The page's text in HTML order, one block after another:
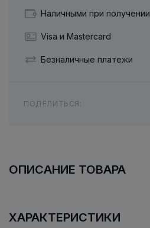
Наличными при получении
Visa и Mastercard
Безналичные платежи
ПОДЕЛИТЬСЯ:
ОПИСАНИЕ ТОВАРА
ХАРАКТЕРИСТИКИ